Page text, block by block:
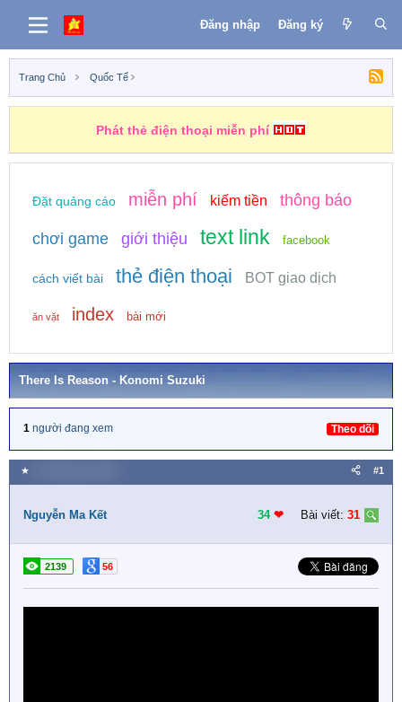
Đăng nhập Đăng ký
Trang Chủ Quốc Tế
Phát thẻ điện thoại miễn phí
Đặt quảng cáo miễn phí kiếm tiền thông báo
chơi game giới thiệu text link facebook
cách viết bài thẻ điện thoại BOT giao dịch
ăn vặt index bài mới
There Is Reason - Konomi Suzuki
1 người đang xem Theo dõi
★ #1
Nguyễn Ma Kết 34 ❤︎ Bài viết: 31
2139 56